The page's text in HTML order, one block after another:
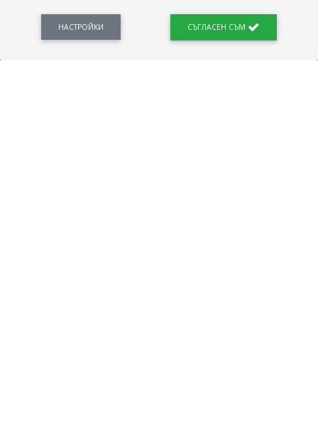
Новини, законови нормативи, кариерно ориентиране. Списък на всички
професии и трудови характеристики. Минимален облагаем доход. Калкулатор
НАСТРОЙКИ СЪГЛАСЕН СЪМ